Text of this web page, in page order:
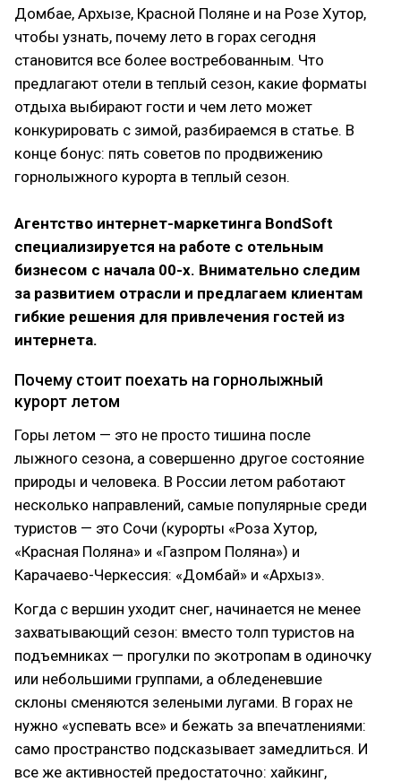
Домбае, Архызе, Красной Поляне и на Розе Хутор,
чтобы узнать, почему лето в горах сегодня
становится все более востребованным. Что
предлагают отели в теплый сезон, какие форматы
отдыха выбирают гости и чем лето может
конкурировать с зимой, разбираемся в статье. В
конце бонус: пять советов по продвижению
горнолыжного курорта в теплый сезон.
Агентство интернет-маркетинга BondSoft
специализируется на работе с отельным
бизнесом с начала 00-х. Внимательно следим
за развитием отрасли и предлагаем клиентам
гибкие решения для привлечения гостей из
интернета.
Почему стоит поехать на горнолыжный
курорт летом
Горы летом — это не просто тишина после
лыжного сезона, а совершенно другое состояние
природы и человека. В России летом работают
несколько направлений, самые популярные среди
туристов — это Сочи (курорты «Роза Хутор,
«Красная Поляна» и «Газпром Поляна») и
Карачаево-Черкессия: «Домбай» и «Архыз».
Когда с вершин уходит снег, начинается не менее
захватывающий сезон: вместо толп туристов на
подъемниках — прогулки по экотропам в одиночку
или небольшими группами, а обледеневшие
склоны сменяются зелеными лугами. В горах не
нужно «успевать все» и бежать за впечатлениями:
само пространство подсказывает замедлиться. И
все же активностей предостаточно: хайкинг,